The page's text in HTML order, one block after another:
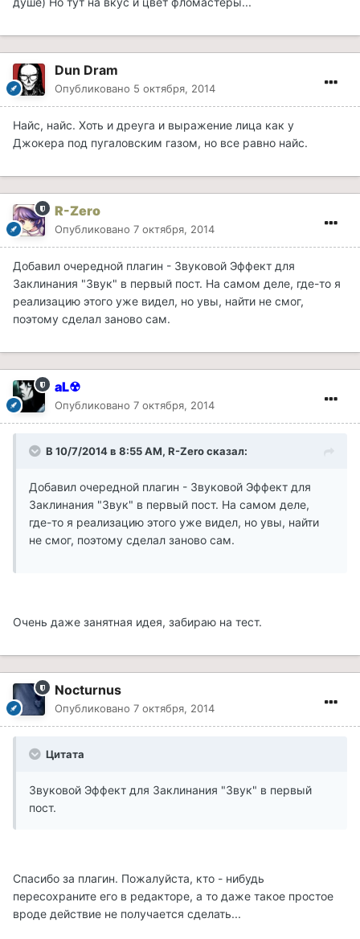
Dun Dram
Опубликовано 5 октября, 2014
Найс, найс. Хоть и дреуга и выражение лица как у
Джокера под пугаловским газом, но все равно найс.
R-Zero
Опубликовано 7 октября, 2014
Добавил очередной плагин - Звуковой Эффект для
Заклинания "Звук" в первый пост. На самом деле, где-то я
реализацию этого уже видел, но увы, найти не смог,
поэтому сделал заново сам.
aL☢
Опубликовано 7 октября, 2014
В 10/7/2014 в 8:55 AM, R-Zero сказал:
Добавил очередной плагин - Звуковой Эффект для
Заклинания "Звук" в первый пост. На самом деле,
где-то я реализацию этого уже видел, но увы, найти
не смог, поэтому сделал заново сам.
Очень даже занятная идея, забираю на тест.
Nocturnus
Опубликовано 7 октября, 2014
Цитата
Звуковой Эффект для Заклинания "Звук" в первый
пост.
Спасибо за плагин. Пожалуйста, кто - нибудь
пересохраните его в редакторе, а то даже такое простое
вроде действие не получается сделать...